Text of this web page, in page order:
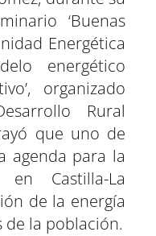
‘Buenas
Energética
energético
organizado
Rural
que uno de
agenda para la
en Castilla-La
de la energía
la población.